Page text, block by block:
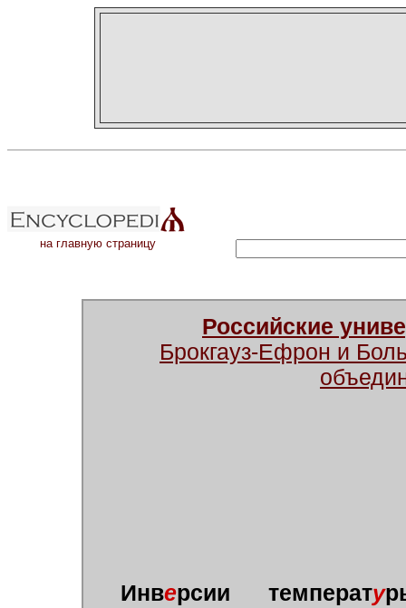
на главную страницу
Российские
Брокгауз-Ефрон и
Инверсии температу